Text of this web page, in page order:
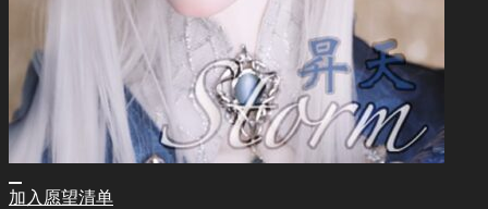
加入愿望清单